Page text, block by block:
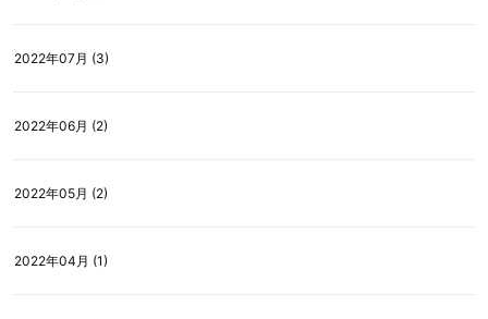
2022年07月 (3)
2022年06月 (2)
2022年05月 (2)
2022年04月 (1)